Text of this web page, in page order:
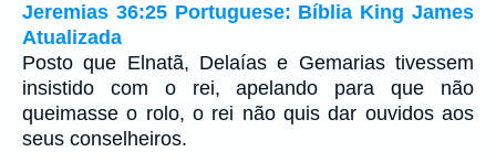
Jeremias 36:25 Portuguese: Bíblia King James
Atualizada
Posto que Elnatã, Delaías e Gemarias tivessem
insistido com o rei, apelando para que não
queimasse o rolo, o rei não quis dar ouvidos aos
seus conselheiros.